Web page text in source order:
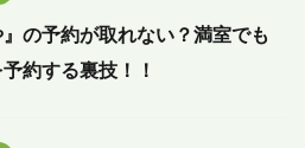
』の予約が取れない？満室でも
約する裏技！！